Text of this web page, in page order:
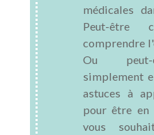
médicales
Peut-être
comprendre
Ou peut-
simplement
astuces à
pour être en
vous